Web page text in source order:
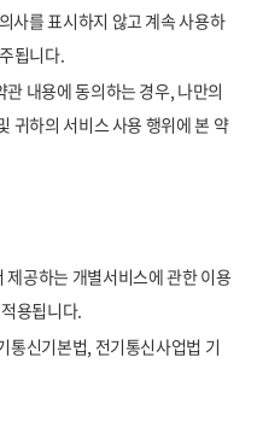
사를 표시하지 않고 계속 사용하
됩니다.
내용에 동의하는 경우, 나만의
귀하의 서비스 사용 행위에 본 약
공하는 개별서비스에 관한 이용
용됩니다.
통신기본법, 전기통신사업법 기